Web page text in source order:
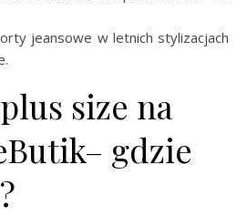
jeansowe w letnich stylizacjach
size na
gdzie